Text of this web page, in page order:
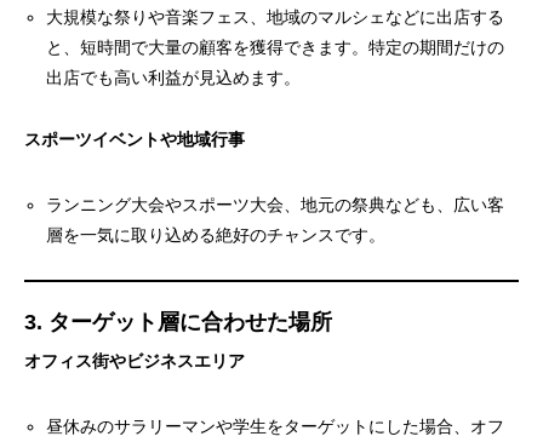
大規模な祭りや音楽フェス、地域のマルシェなどに出店する
と、短時間で大量の顧客を獲得できます。特定の期間だけの
出店でも高い利益が見込めます。
スポーツイベントや地域行事
ランニング大会やスポーツ大会、地元の祭典なども、広い客
層を一気に取り込める絶好のチャンスです。
3. ターゲット層に合わせた場所
オフィス街やビジネスエリア
昼休みのサラリーマンや学生をターゲットにした場合、オフ